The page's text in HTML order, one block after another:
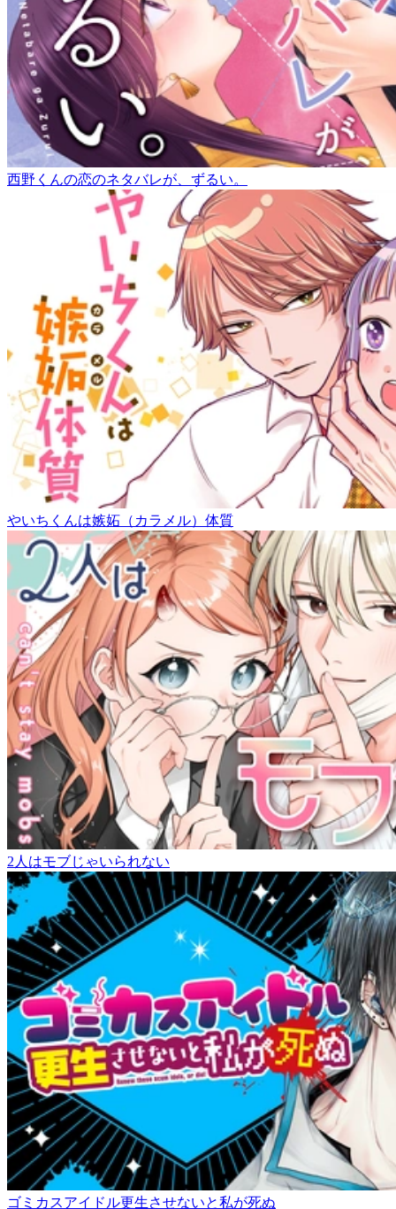
西野くんの恋のネタバレが、ずるい。
やいちくんは嫉妬（カラメル）体質
2人はモブじゃいられない
ゴミカスアイドル更生させないと私が死ぬ